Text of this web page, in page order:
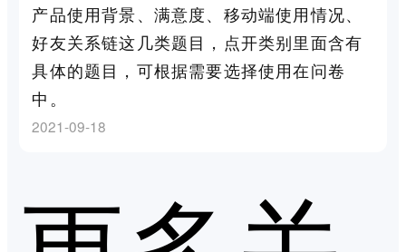
产品使用背景、满意度、移动端使用情况、
好友关系链这几类题目，点开类别里面含有
具体的题目，可根据需要选择使用在问卷
中。
2021-09-18